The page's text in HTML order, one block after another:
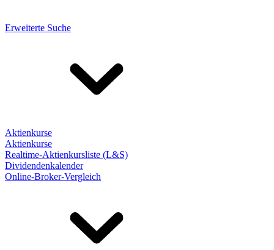
Erweiterte Suche
Aktienkurse
Aktienkurse
Realtime-Aktienkursliste (L&S)
Dividendenkalender
Online-Broker-Vergleich